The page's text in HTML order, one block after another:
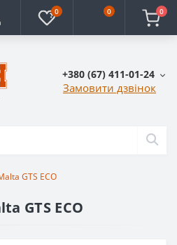
0 0 0
+380 (67) 411-01-24
Замовити дзвінок
GTS ECO
GTS ECO